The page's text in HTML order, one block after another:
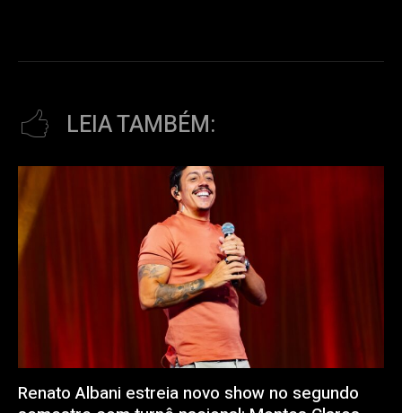
LEIA TAMBÉM:
Renato Albani estreia novo show no segundo